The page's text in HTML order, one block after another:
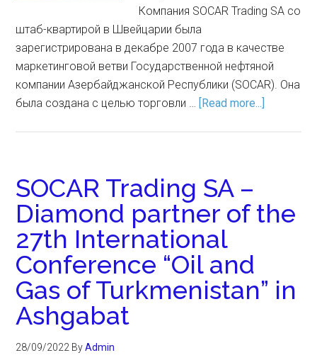
Компания SOCAR Trading SA со
штаб-квартирой в Швейцарии была
зарегистрирована в декабре 2007 года в качестве
маркетинговой ветви Государственной нефтяной
компании Азербайджанской Республики (SOCAR). Она
была создана с целью торговли … [Read more...]
SOCAR Trading SA –
Diamond partner of the
27th International
Conference “Oil and
Gas of Turkmenistan” in
Ashgabat
28/09/2022 ByAdmin